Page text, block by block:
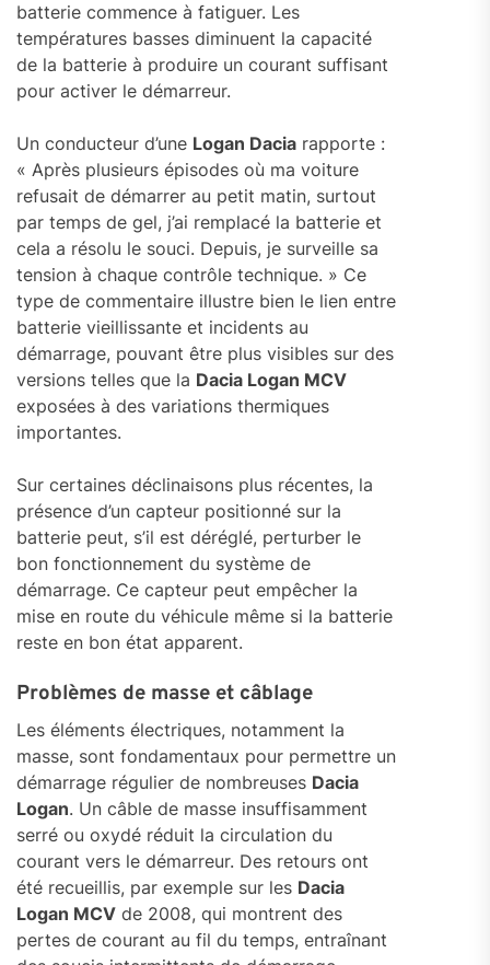
batterie commence à fatiguer. Les
températures basses diminuent la capacité
de la batterie à produire un courant suffisant
pour activer le démarreur.
Un conducteur d’une Logan Dacia rapporte :
« Après plusieurs épisodes où ma voiture
refusait de démarrer au petit matin, surtout
par temps de gel, j’ai remplacé la batterie et
cela a résolu le souci. Depuis, je surveille sa
tension à chaque contrôle technique. » Ce
type de commentaire illustre bien le lien entre
batterie vieillissante et incidents au
démarrage, pouvant être plus visibles sur des
versions telles que la Dacia Logan MCV
exposées à des variations thermiques
importantes.
Sur certaines déclinaisons plus récentes, la
présence d’un capteur positionné sur la
batterie peut, s’il est déréglé, perturber le
bon fonctionnement du système de
démarrage. Ce capteur peut empêcher la
mise en route du véhicule même si la batterie
reste en bon état apparent.
Problèmes de masse et câblage
Les éléments électriques, notamment la
masse, sont fondamentaux pour permettre un
démarrage régulier de nombreuses Dacia
Logan. Un câble de masse insuffisamment
serré ou oxydé réduit la circulation du
courant vers le démarreur. Des retours ont
été recueillis, par exemple sur les Dacia
Logan MCV de 2008, qui montrent des
pertes de courant au fil du temps, entraînant